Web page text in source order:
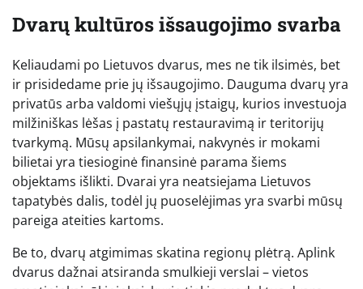
Dvarų kultūros išsaugojimo svarba
Keliaudami po Lietuvos dvarus, mes ne tik ilsimės, bet
ir prisidedame prie jų išsaugojimo. Dauguma dvarų yra
privatūs arba valdomi viešųjų įstaigų, kurios investuoja
milžiniškas lėšas į pastatų restauravimą ir teritorijų
tvarkymą. Mūsų apsilankymai, nakvynės ir mokami
bilietai yra tiesioginė finansinė parama šiems
objektams išlikti. Dvarai yra neatsiejama Lietuvos
tapatybės dalis, todėl jų puoselėjimas yra svarbi mūsų
pareiga ateities kartoms.
Be to, dvarų atgimimas skatina regionų plėtrą. Aplink
dvarus dažnai atsiranda smulkieji verslai – vietos